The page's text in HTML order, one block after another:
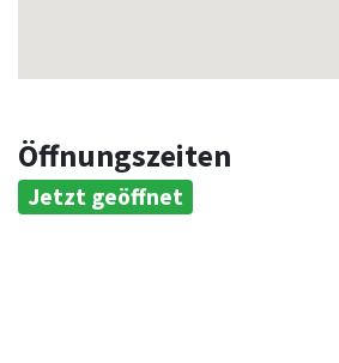
Öffnungszeiten
Jetzt geöffnet